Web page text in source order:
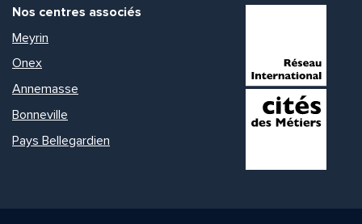
Nos centres associés
Meyrin
Onex
Annemasse
Bonneville
Pays Bellegardien